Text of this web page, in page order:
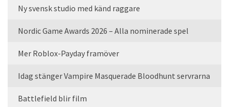
Ny svensk studio med känd raggare
Nordic Game Awards 2026 – Alla nominerade spel
Mer Roblox-Payday framöver
Idag stänger Vampire Masquerade Bloodhunt servrarna
Battlefield blir film